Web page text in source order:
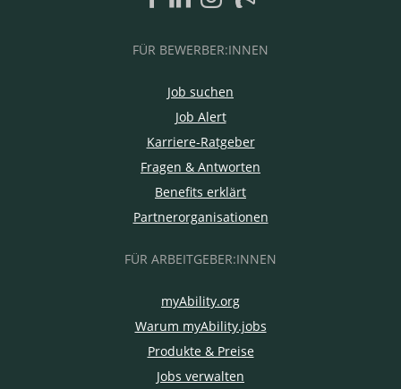
FÜR BEWERBER:INNEN
Job suchen
Job Alert
Karriere-Ratgeber
Fragen & Antworten
Benefits erklärt
Partnerorganisationen
FÜR ARBEITGEBER:INNEN
myAbility.org
Warum myAbility.jobs
Produkte & Preise
Jobs verwalten